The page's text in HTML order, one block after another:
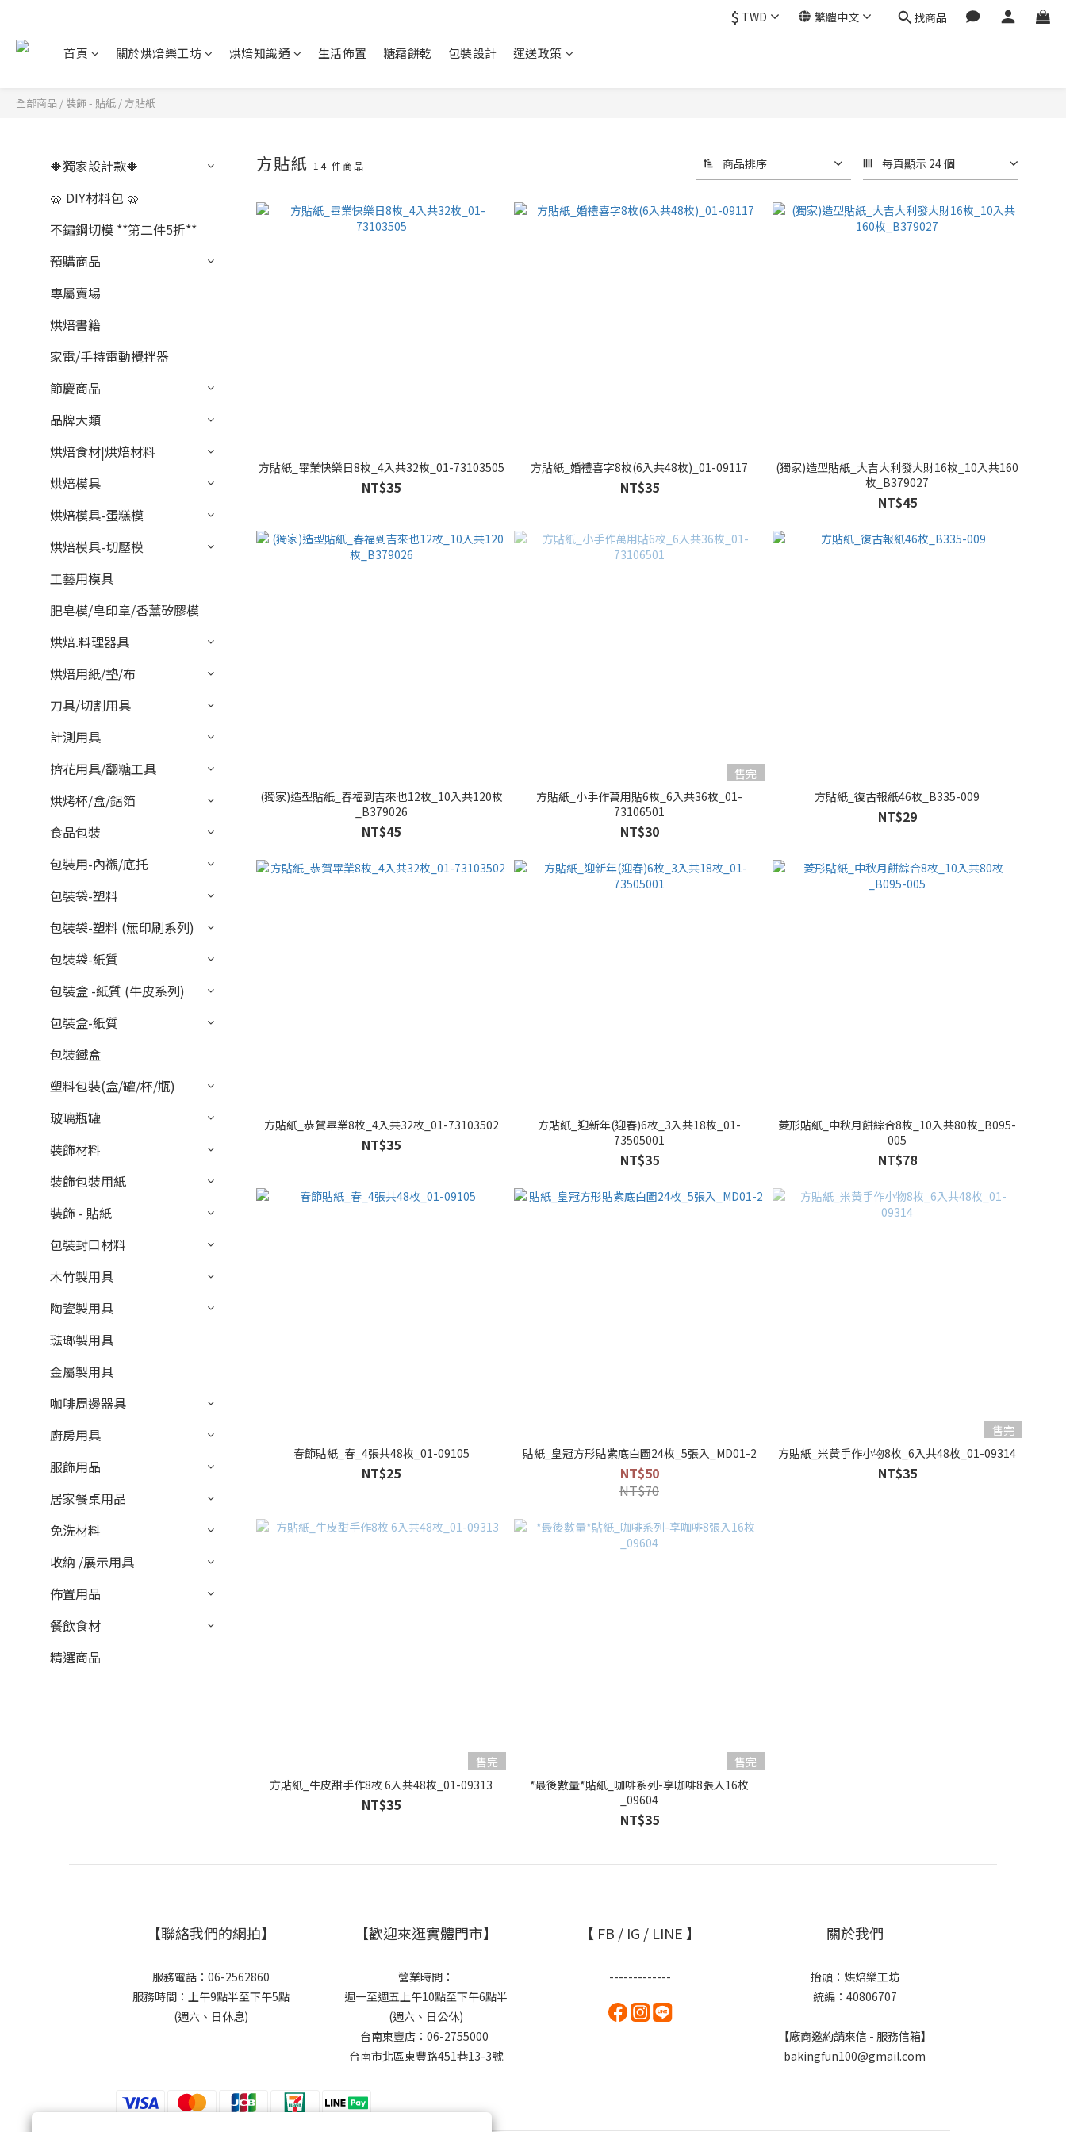
$ TWD 繁體中文 找商品
首頁 關於烘焙樂工坊 烘焙知識通 生活佈置 糖霜餅乾 包裝設計 運送政策
全部商品 / 裝飾 - 貼紙 /方貼紙
🔶獨家設計款🔶
🥨 DIY材料包 🥨
不鏽鋼切模 **第二件5折**
預購商品
專屬賣場
烘焙書籍
家電/手持電動攪拌器
節慶商品
品牌大類
烘焙食材|烘焙材料
烘焙模具
烘焙模具-蛋糕模
烘焙模具-切壓模
工藝用模具
肥皂模/皂印章/香薰矽膠模
烘焙.料理器具
烘焙用紙/墊/布
刀具/切割用具
計測用具
擠花用具/翻糖工具
烘烤杯/盒/鋁箔
食品包裝
包裝用-內襯/底托
包裝袋-塑料
包裝袋-塑料 (無印刷系列)
包裝袋-紙質
包裝盒 -紙質 (牛皮系列)
包裝盒-紙質
包裝鐵盒
塑料包裝(盒/罐/杯/瓶)
玻璃瓶罐
裝飾材料
裝飾包裝用紙
裝飾 - 貼紙
包裝封口材料
木竹製用具
陶瓷製用具
琺瑯製用具
金屬製用具
咖啡周邊器具
廚房用具
服飾用品
居家餐桌用品
免洗材料
收納 /展示用具
佈置用品
餐飲食材
精選商品
方貼紙 14 件商品 商品排序 每頁顯示 24 個
方貼紙_畢業快樂日8枚_4入共32枚_01-73103505
NT$35
方貼紙_婚禮喜字8枚(6入共48枚)_01-09117
NT$35
(獨家)造型貼紙_大吉大利發大財16枚_10入共160
枚_B379027
NT$45
(獨家)造型貼紙_春福到吉來也12枚_10入共120枚
_B379026
NT$45
售完
方貼紙_小手作萬用貼6枚_6入共36枚_01-
73106501
NT$30
方貼紙_復古報紙46枚_B335-009
NT$29
方貼紙_恭賀畢業8枚_4入共32枚_01-73103502
NT$35
方貼紙_迎新年(迎春)6枚_3入共18枚_01-
73505001
NT$35
菱形貼紙_中秋月餅綜合8枚_10入共80枚_B095-
005
NT$78
春節貼紙_春_4張共48枚_01-09105
NT$25
貼紙_皇冠方形貼紫底白圖24枚_5張入_MD01-2
NT$50
NT$70
售完
方貼紙_米黃手作小物8枚_6入共48枚_01-09314
NT$35
售完
方貼紙_牛皮甜手作8枚 6入共48枚_01-09313
NT$35
售完
*最後數量*貼紙_咖啡系列-享咖啡8張入16枚
_09604
NT$35
【聯絡我們的網拍】
服務電話：06-2562860
服務時間：上午9點半至下午5點
(週六、日休息)
【歡迎來逛實體門市】
營業時間：
週一至週五上午10點至下午6點半
(週六、日公休)
台南東豐店：06-2755000
台南市北區東豐路451巷13-3號
【 FB / IG / LINE 】
-------------
關於我們
抬頭：烘焙樂工坊
統編：40806707
【廠商邀約請來信 - 服務信箱】
bakingfun100@gmail.com